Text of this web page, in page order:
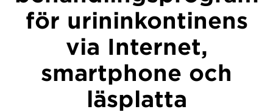
för urininkontinens
via Internet,
smartphone och
läsplatta